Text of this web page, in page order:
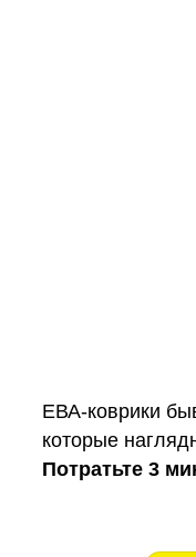
ЕВА-коврики
которые
Потратьте 3